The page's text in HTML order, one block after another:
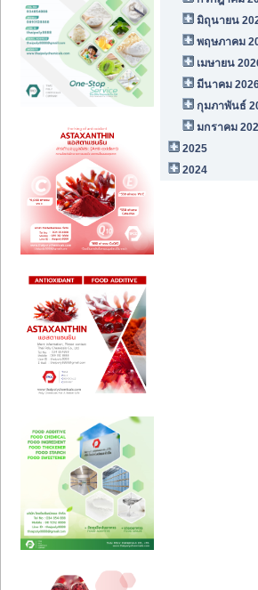
มิถุนายน
พฤษภาคม
เมษายน
มีนาคม
กุมภาพันธ์
มกราคม
2025
2024